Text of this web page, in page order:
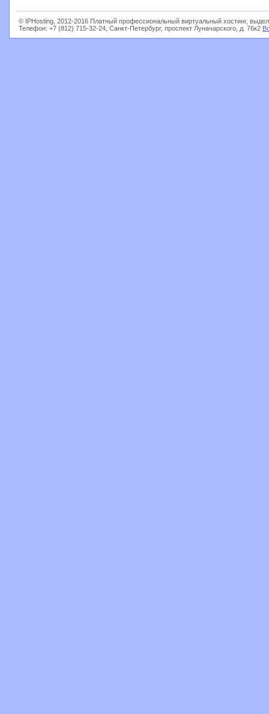
© IPHosting, 2012-2016 Платный профессиональный виртуальный хостинг,
Телефон: +7 (812) 715-32-24, Санкт-Петербург, проспект Луначарского, д. 76к2